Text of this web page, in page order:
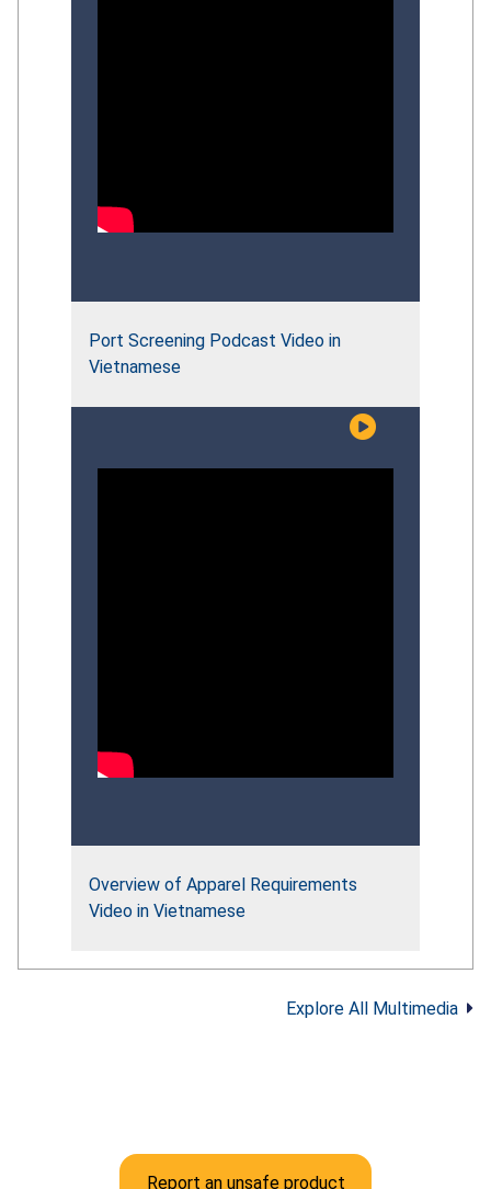
Port Screening Podcast Video in
Vietnamese
Overview of Apparel Requirements
Video in Vietnamese
Explore All Multimedia
Report an unsafe product